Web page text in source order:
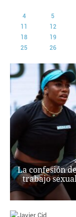
MAGAZINE
OTRAS WEBS
MOTOR
RELIGION
EXPERTOS
SALUD
LA
LA
4
5
12
18
19
25
26
La confesión
trabajo